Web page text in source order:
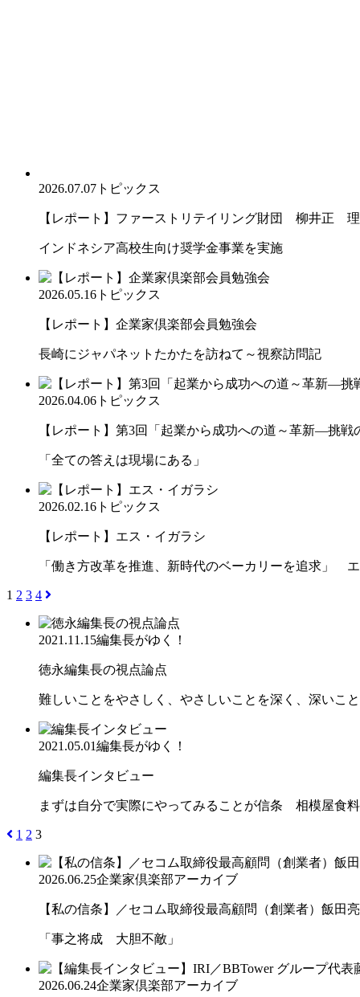
2026.07.07 トピックス
【レポート】ファーストリテイリング財団 柳井正
インドネシア高校生向け奨学金事業を実施
2026.05.16 トピックス
【レポート】企業家倶楽部会員勉強会
長崎にジャパネットたかたを訪ねて～視察訪問記
2026.04.06 トピックス
【レポート】第3回「起業から成功への道～革新―挑戦
「全ての答えは現場にある」
2026.02.16 トピックス
【レポート】エス・イガラシ
「働き方改革を推進、新時代のベーカリーを追求」
1 2 3 4
2021.11.15編集長がゆく！
徳永編集長の視点論点
難しいことをやさしく、やさしいことを深く、深いこ
2021.05.01編集長がゆく！
編集長インタビュー
まずは自分で実際にやってみることが信条 相模屋食
1 2 3
2026.06.25企業家倶楽部アーカイブ
【私の信条】／セコム取締役最高顧問（創業者）飯田亮
「事之将成 大胆不敵」
2026.06.24企業家倶楽部アーカイブ